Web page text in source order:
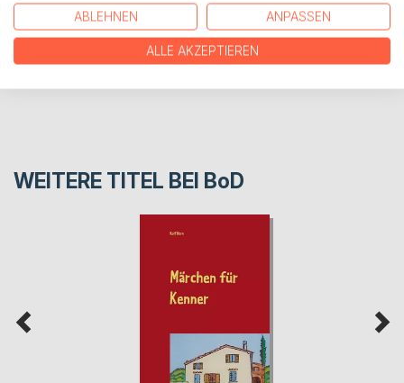
PRESSESTIMMEN
REZENSIONEN
WEITERE TITEL BEI BoD
ABLEHNEN ANPASSEN
ALLE AKZEPTIEREN